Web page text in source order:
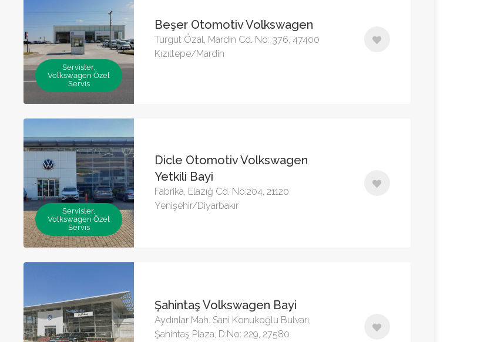
Servisler,
Volkswagen Özel
Servis
Beşer Otomotiv Volkswagen
Turgut Özal, Mardin Cd. No: 376, 47400
Kızıltepe/Mardin
Servisler,
Volkswagen Özel
Servis
Dicle Otomotiv Volkswagen
Yetkili Bayi
Fabrika, Elazığ Cd. No:204, 21120
Yenişehir/Diyarbakır
Şahintaş Volkswagen Bayi
Aydınlar Mah. Sani Konukoğlu Bulvarı,
Şahintaş Plaza, D:No: 229, 27580